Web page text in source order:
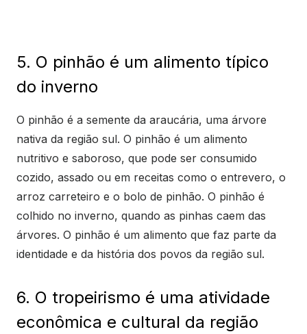
5. O pinhão é um alimento típico
do inverno
O pinhão é a semente da araucária, uma árvore
nativa da região sul. O pinhão é um alimento
nutritivo e saboroso, que pode ser consumido
cozido, assado ou em receitas como o entrevero, o
arroz carreteiro e o bolo de pinhão. O pinhão é
colhido no inverno, quando as pinhas caem das
árvores. O pinhão é um alimento que faz parte da
identidade e da história dos povos da região sul.
6. O tropeirismo é uma atividade
econômica e cultural da região